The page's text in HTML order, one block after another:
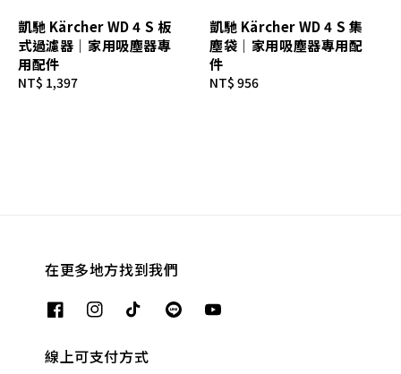
凱馳 Kärcher WD 4 S 板
式過濾器｜家用吸塵器專
用配件
Regular
NT$ 1,397
凱馳 Kärcher WD 4 S 集
塵袋｜家用吸塵器專用配
件
Regular
NT$ 956
在更多地方找到我們
線上可支付方式